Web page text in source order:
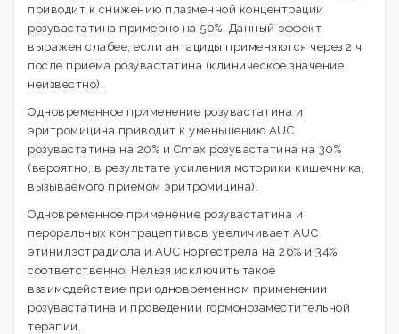
приводит к снижению плазменной концентрации
розувастатина примерно на 50%. Данный эффект
выражен слабее, если антациды применяются через 2 ч
после приема розувастатина (клиническое значение
неизвестно).
Одновременное применение розувастатина и
эритромицина приводит к уменьшению AUC
розувастатина на 20% и Cmax розувастатина на 30%
(вероятно, в результате усиления моторики кишечника,
вызываемого приемом эритромицина).
Одновременное применение розувастатина и
пероральных контрацептивов увеличивает AUC
этинилэстрадиола и AUC норгестрела на 26% и 34%
соответственно. Нельзя исключить такое
взаимодействие при одновременном применении
розувастатина и проведении гормонозаместительной
терапии.